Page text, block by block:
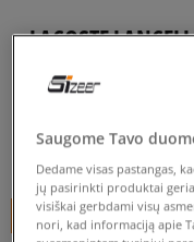
LACOSTE
moterims, kedai
94,95€
+ 95 tšk. SizeerClub
Saugome Tavo
Dedame visas pastangas,
jų pasirinkti produktai
visiškai gerbdami visų
nori, kad informaciją apie